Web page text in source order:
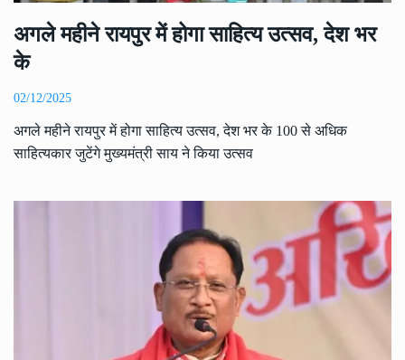
अगले महीने रायपुर में होगा साहित्य उत्सव, देश भर
के
02/12/2025
अगले महीने रायपुर में होगा साहित्य उत्सव, देश भर के 100 से अधिक
साहित्यकार जुटेंगे मुख्यमंत्री साय ने किया उत्सव